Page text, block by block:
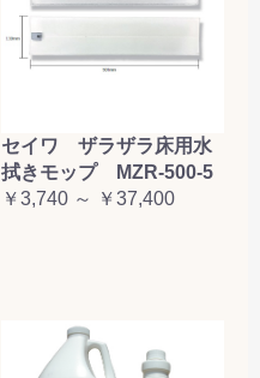
セイワ ザラザラ床用水
拭きモップ MZR-500-5
￥3,740 ～ ￥37,400